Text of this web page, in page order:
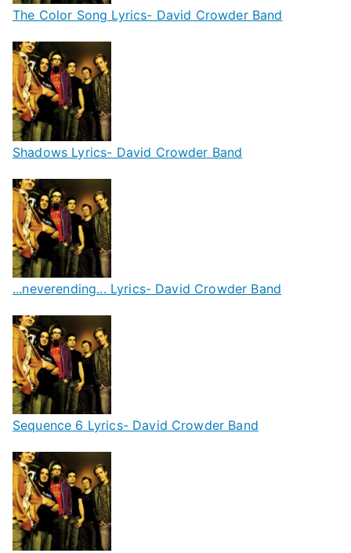
The Color Song Lyrics- David Crowder Band
Shadows Lyrics- David Crowder Band
...neverending... Lyrics- David Crowder Band
Sequence 6 Lyrics- David Crowder Band